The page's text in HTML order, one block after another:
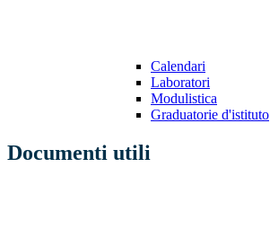
Calendari
Laboratori
Modulistica
Graduatorie d'istituto
Documenti utili